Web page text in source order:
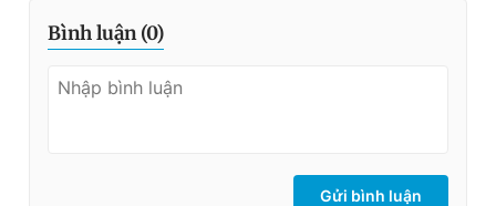
Bình luận (0)
Gửi bình luận